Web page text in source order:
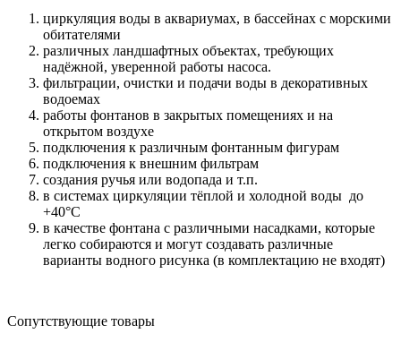
циркуляция воды в аквариумах, в бассейнах с морскими
обитателями
различных ландшафтных объектах, требующих
надёжной, уверенной работы насоса.
фильтрации, очистки и подачи воды в декоративных
водоемах
работы фонтанов в закрытых помещениях и на
открытом воздухе
подключения к различным фонтанным фигурам
подключения к внешним фильтрам
создания ручья или водопада и т.п.
в системах циркуляции тёплой и холодной воды до
+40°С
в качестве фонтана с различными насадками, которые
легко собираются и могут создавать различные
варианты водного рисунка (в комплектацию не входят)
Сопутствующие товары